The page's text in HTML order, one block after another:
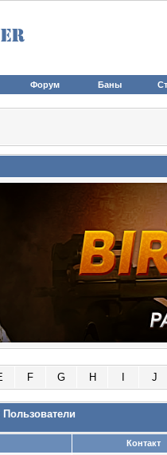
Форум Баны
F G H J
Пользователи
Контакт